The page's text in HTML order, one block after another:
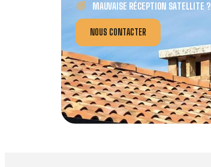
MAUVAISE RÉCEPTION SATELLITE ?
NOUS CONTACTER